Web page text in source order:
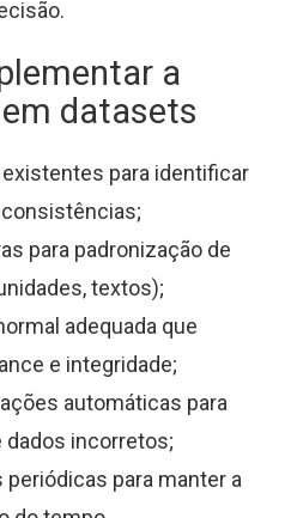
a
datasets
para identificar
para padronização de
textos);
adequada que
e integridade;
automáticas para
dados incorretos;
periódicas para manter a